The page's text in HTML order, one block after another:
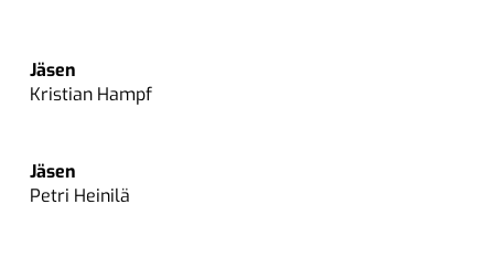
Jäsen
Kristian Hampf
Jäsen
Petri Heinilä